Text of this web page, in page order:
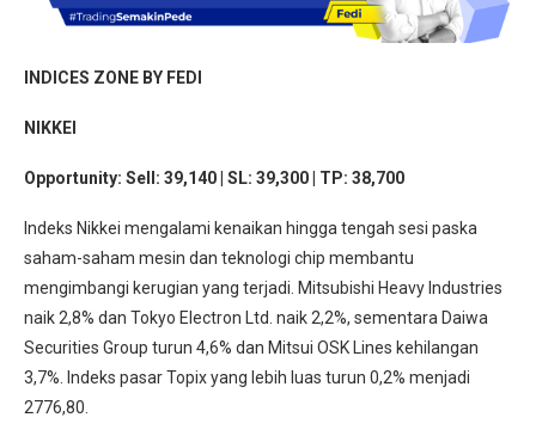
INDICES ZONE BY FEDI
NIKKEI
Opportunity: Sell: 39,140 | SL: 39,300 | TP: 38,700
Indeks Nikkei mengalami kenaikan hingga tengah sesi paska
saham-saham mesin dan teknologi chip membantu
mengimbangi kerugian yang terjadi. Mitsubishi Heavy Industries
naik 2,8% dan Tokyo Electron Ltd. naik 2,2%, sementara Daiwa
Securities Group turun 4,6% dan Mitsui OSK Lines kehilangan
3,7%. Indeks pasar Topix yang lebih luas turun 0,2% menjadi
2776,80.